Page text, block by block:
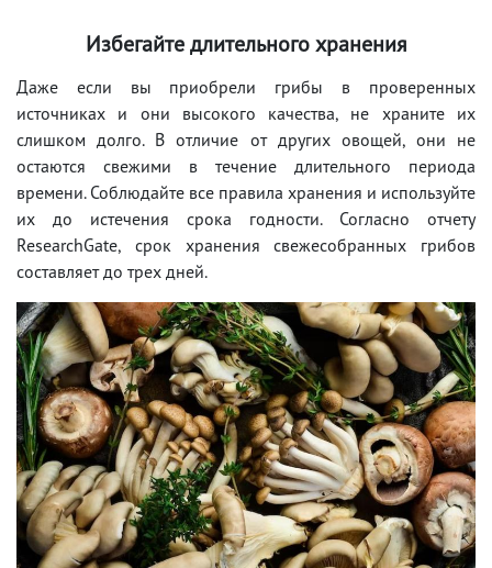
Избегайте длительного хранения
Даже если вы приобрели грибы в проверенных
источниках и они высокого качества, не храните их
слишком долго. В отличие от других овощей, они не
остаются свежими в течение длительного периода
времени. Соблюдайте все правила хранения и используйте
их до истечения срока годности. Согласно отчету
ResearchGate, срок хранения свежесобранных грибов
составляет до трех дней.